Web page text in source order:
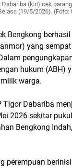
Dabariba (kiri) cek
(19/5/2026). (Foto:
Bengkong
yang
hukum (ABH)
warga.
Tigor Dabariba
2026 sekitar
Bengkong
perempuan